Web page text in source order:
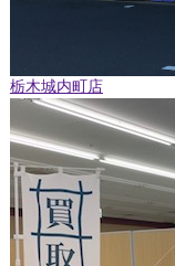
栃木城内町店